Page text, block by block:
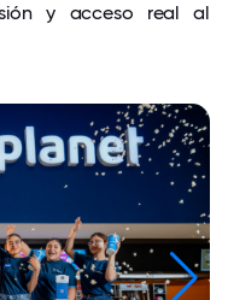
y acceso real al